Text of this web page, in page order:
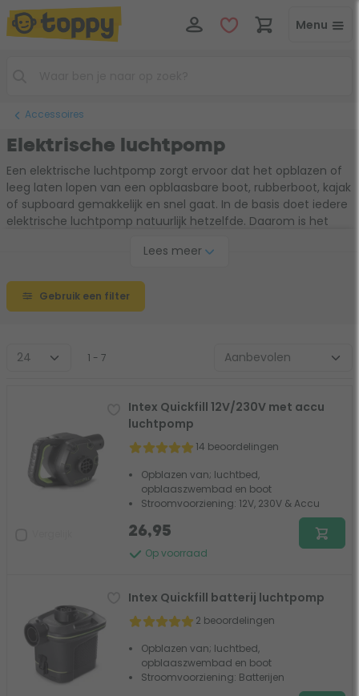
Menu
Accessoires
Elektrische luchtpomp
Een elektrische luchtpomp zorgt ervoor dat het opblazen of
leeg laten lopen van een opblaasbare boot, rubberboot, kajak
of supboard gemakkelijk en snel gaat. In de basis doet iedere
elektrische luchtpomp natuurlijk hetzelfde. Daarom is het
gaan gebruiken en het voltage van de elektrische
auto aansluitingen of zelfs met batterijen of een accu. Dit
kan erg handig zijn wanneer je bijvoorbeeld op vakantie gaat.
producten opblazen met je elektrische luchtpomp.
Lees meer
Gebruik een filter
1 - 7
Intex Quickfill 12V/230V met accu
luchtpomp
14 beoordelingen
Opblazen van; luchtbed,
opblaaszwembad en boot
Stroomvoorziening: 12V, 230V & Accu
Op voorraad
26,95
Intex Quickfill batterij luchtpomp
2 beoordelingen
Opblazen van; luchtbed,
opblaaszwembad en boot
Stroomvoorziening: Batterijen